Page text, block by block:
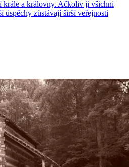
krále a královny. Ačkoliv ji všichni
úspěchy zůstávají širší veřejnosti